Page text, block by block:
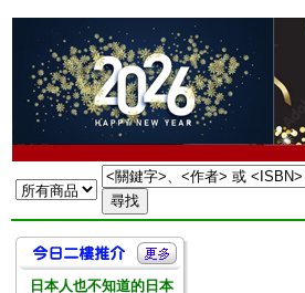
日本人也不知道的日本